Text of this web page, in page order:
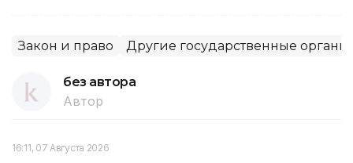
Закон и право Другие государственные органы
без автора
Автор
16:11, 07 Августа 2026